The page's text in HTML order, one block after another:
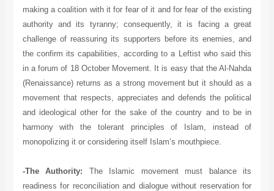
making a coalition with it for fear of it and for fear of the existing
authority and its tyranny; consequently, it is facing a great
challenge of reassuring its supporters before its enemies, and
the confirm its capabilities, according to a Leftist who said this
in a forum of 18 October Movement. It is easy that the Al-Nahda
(Renaissance) returns as a strong movement but it should as a
movement that respects, appreciates and defends the political
and ideological other for the sake of the country and to be in
harmony with the tolerant principles of Islam, instead of
monopolizing it or considering itself Islam’s mouthpiece.
-The Authority: The Islamic movement must balance its
readiness for reconciliation and dialogue without reservation for